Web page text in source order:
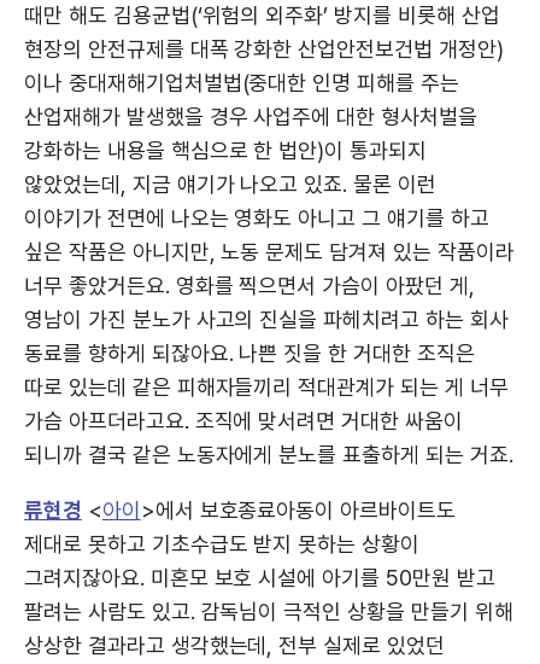
때만 해도 김용균법(‘위험의 외주화’ 방지를 비롯해 산업
현장의 안전규제를 대폭 강화한 산업안전보건법 개정안)
이나 중대재해기업처벌법(중대한 인명 피해를 주는
산업재해가 발생했을 경우 사업주에 대한 형사처벌을
강화하는 내용을 핵심으로 한 법안)이 통과되지
않았었는데, 지금 얘기가 나오고 있죠. 물론 이런
이야기가 전면에 나오는 영화도 아니고 그 얘기를 하고
싶은 작품은 아니지만, 노동 문제도 담겨져 있는 작품이라
너무 좋았거든요. 영화를 찍으면서 가슴이 아팠던 게,
영남이 가진 분노가 사고의 진실을 파헤치려고 하는 회사
동료를 향하게 되잖아요. 나쁜 짓을 한 거대한 조직은
따로 있는데 같은 피해자들끼리 적대관계가 되는 게 너무
가슴 아프더라고요. 조직에 맞서려면 거대한 싸움이
되니까 결국 같은 노동자에게 분노를 표출하게 되는 거죠.
류현경 <아이>에서 보호종료아동이 아르바이트도
제대로 못하고 기초수급도 받지 못하는 상황이
그려지잖아요. 미혼모 보호 시설에 아기를 50만원 받고
팔려는 사람도 있고. 감독님이 극적인 상황을 만들기 위해
상상한 결과라고 생각했는데, 전부 실제로 있었던